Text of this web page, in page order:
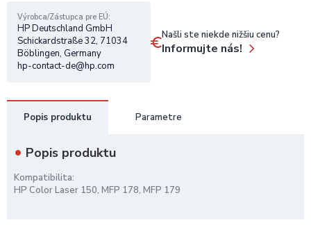
Výrobca/Zástupca pre EÚ
HP Deutschland GmbH
Schickardstraße 32, 71034
Böblingen, Germany
hp-contact-de@hp.com
Našli ste niekde nižšiu cenu?
Informujte nás!
Popis produktu Parametre
Popis produktu
Kompatibilita:
HP Color Laser 150, MFP 178, MFP 179